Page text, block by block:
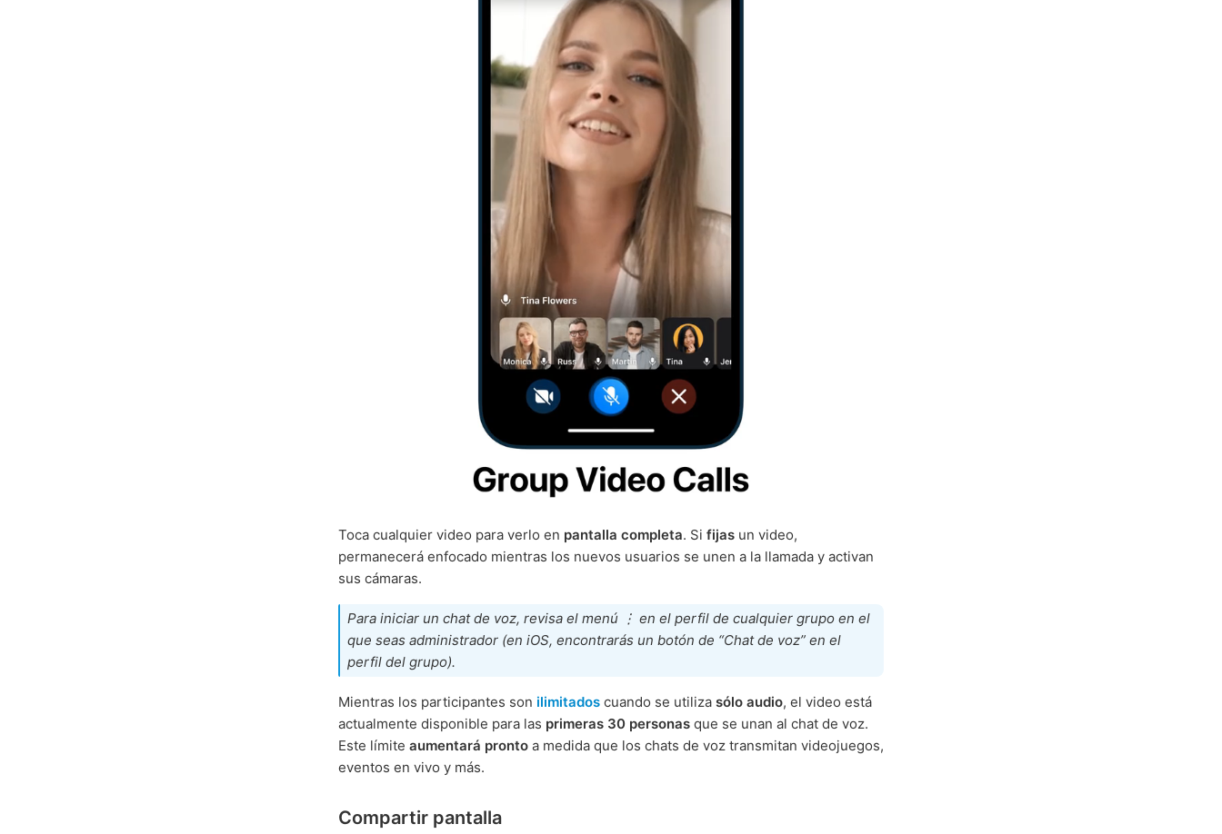
Toca cualquier video para verlo en pantalla completa. Si fijas un video,
permanecerá enfocado mientras los nuevos usuarios se unen a la llamada y activan
sus cámaras.
Para iniciar un chat de voz, revisa el menú ⋮ en el perfil de cualquier grupo en el
que seas administrador (en iOS, encontrarás un botón de “Chat de voz” en el
perfil del grupo).
Mientras los participantes son ilimitados cuando se utiliza sólo audio, el video está
actualmente disponible para las primeras 30 personas que se unan al chat de voz.
Este límite aumentará pronto a medida que los chats de voz transmitan videojuegos,
eventos en vivo y más.
Compartir pantalla